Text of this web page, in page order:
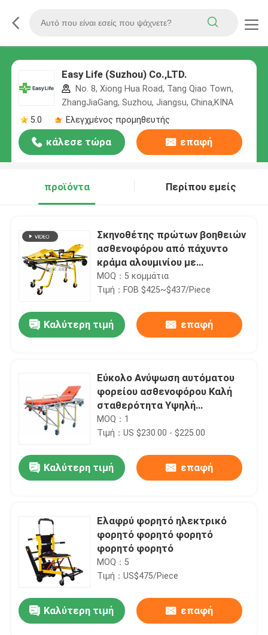
Easy Life (Suzhou) Co.,LTD.
No. 8, Xiong Hua Road, Tang Qiao Town,
ZhangJiaGang, Suzhou, Jiangsu, China,ΚΙΝΑ
5.0
Ελεγχμένος προμηθευτής
κάλεσε τώρα επαφή
προϊόντα Περίπου εμείς
Σκηνοθέτης πρώτων βοηθειών
ασθενοφόρου από πάχυντο
κράμα αλουμινίου με
αναδιπλούμενο πόδι Μηχανική
δομή Ρυθμίσεις ύψους
MOQ：5 κομμάτια
Τιμή：FOB $425~$437/Piece
Καλύτερη τιμή επαφή
Εύκολο Ανύψωση αυτόματου
φορείου ασθενοφόρου Καλή
σταθερότητα Υψηλή
κινητικότητα
MOQ：1
Τιμή：US $230.00 - $225.00
Καλύτερη τιμή επαφή
Ελαφρύ φορητό ηλεκτρικό
φορητό φορητό φορητό
φορητό φορητό
MOQ：5
Τιμή：US$475/Piece
Καλύτερη τιμή επαφή